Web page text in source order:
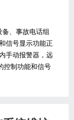
、事故电话组
信号显示功能正
手动报警器，远
控制功能和信号